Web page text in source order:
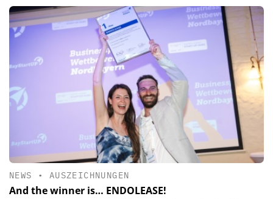
NEWS • AUSZEICHNUNGEN
And the winner is… ENDOLEASE!